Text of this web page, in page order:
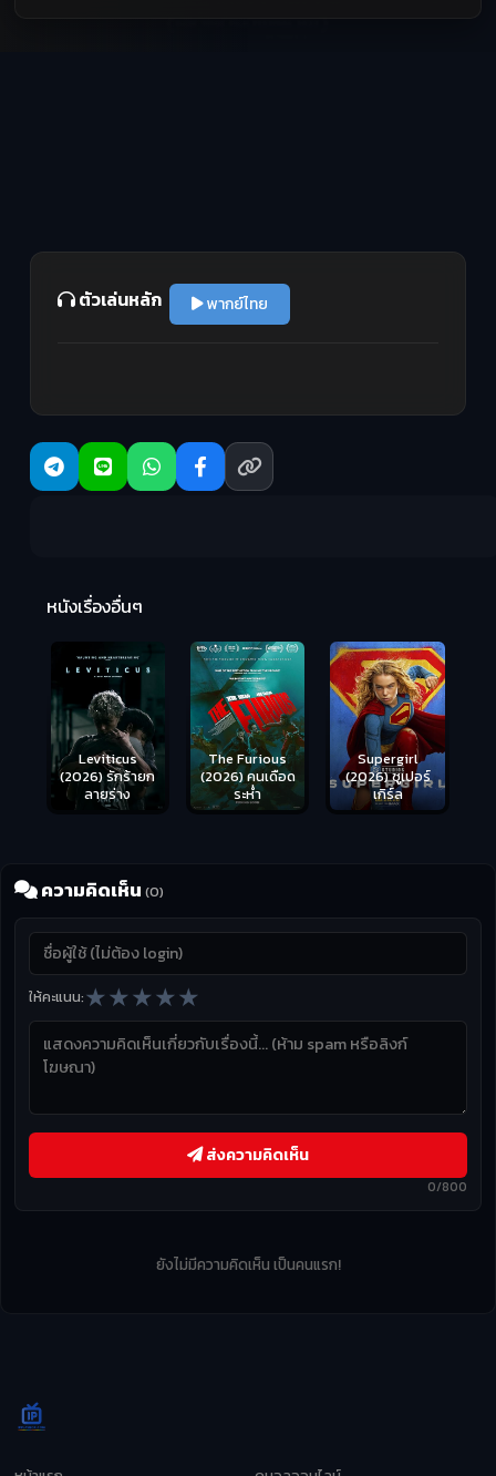
ตัวเล่นหลัก พากย์ไทย
หนังเรื่องอื่นๆ
Leviticus
(2026) รักร้ายก
ลายร่าง
The Furious
(2026) คนเดือด
ระห่ำ
Supergirl
(2026) ซูเปอร์
เกิร์ล
ความคิดเห็น (0)
ให้คะแนน:★★★★★
0/800
ส่งความคิดเห็น
ยังไม่มีความคิดเห็น เป็นคนแรก!